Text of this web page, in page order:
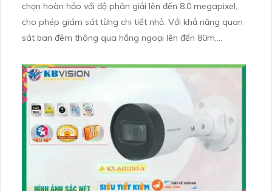
chọn hoàn hảo với độ phân giải lên đến 8.0 megapixel,
cho phép giám sát từng chi tiết nhỏ. Với khả năng quan
sát ban đêm thông qua hồng ngoại lên đến 80m,
hình ảnh sắc nét. Với công nghệ IP POE tiên tiến, không
bị giảm chất lượng, Smart IR camera cung cấp chất
lượng hình ảnh đỉnh cao